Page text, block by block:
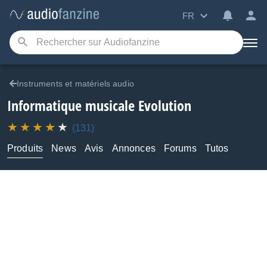
FR
Instruments et matériels audio
Informatique musicale Evolution
(131)
Produits
News Avis Annonces Forums Tutos